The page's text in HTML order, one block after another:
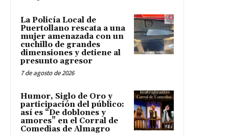
La Policía Local de
Puertollano rescata a una
mujer amenazada con un
cuchillo de grandes
dimensiones y detiene al
presunto agresor
7 de agosto de 2026
Humor, Siglo de Oro y
participación del público:
así es “De doblones y
amores” en el Corral de
Comedias de Almagro